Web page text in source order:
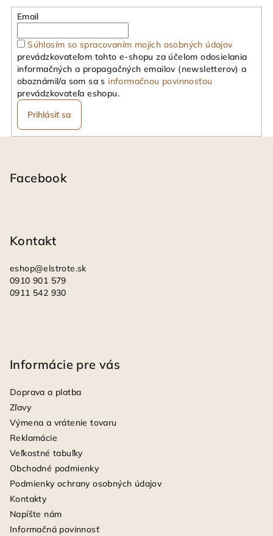
Email
Súhlasím so spracovaním mojich osobných údajov
prevádzkovateľom tohto e-shopu za účelom odosielania
informačných a propagačných emailov (newsletterov) a
oboznámil/a som sa s informačnou povinnosťou
prevádzkovateľa eshopu.
Prihlásiť sa
Facebook
Kontakt
eshop@elstrote.sk
0910 901 579
0911 542 930
Informácie pre vás
Doprava a platba
Zľavy
Výmena a vrátenie tovaru
Reklamácie
Veľkostné tabuľky
Obchodné podmienky
Podmienky ochrany osobných údajov
Kontakty
Napíšte nám
Informačná povinnosť